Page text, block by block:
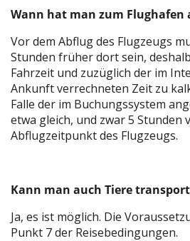
Wann hat man zum Flughafen
Vor dem Abflug des Flugzeugs
Stunden früher dort sein,
Fahrzeit und zuzüglich der im
Ankunft verrechneten Zeit zu
Falle der im Buchungssystem
etwa gleich, und zwar 5 Stunden
Abflugzeitpunkt des Flugzeugs.
Kann man auch Tiere
Ja, es ist möglich. Die
Punkt 7 der Reisebedingungen.